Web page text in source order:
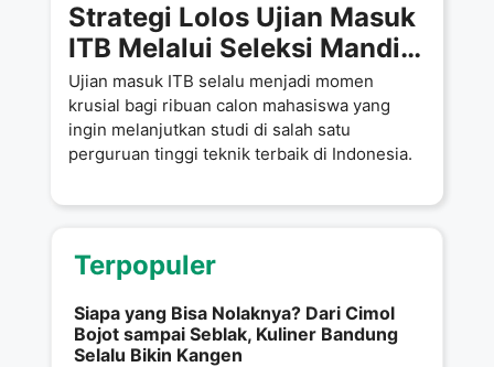
Strategi Lolos Ujian Masuk
ITB Melalui Seleksi Mandiri
ITB
Ujian masuk ITB selalu menjadi momen
krusial bagi ribuan calon mahasiswa yang
ingin melanjutkan studi di salah satu
perguruan tinggi teknik terbaik di Indonesia.
Terpopuler
Siapa yang Bisa Nolaknya? Dari Cimol
Bojot sampai Seblak, Kuliner Bandung
Selalu Bikin Kangen